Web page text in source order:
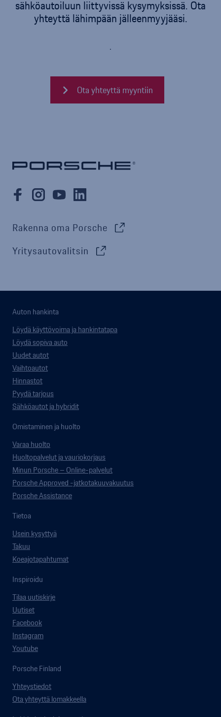
sähköautoiluun liittyvissä kysymyksissä. Ota
yhteyttä lähimpään jälleenmyyjääsi.
.
Ota yhteyttä myyntiin
Rakenna oma Porsche
Yritysautovalitsin
Auton hankinta
Löydä käyttövoima ja hankintatapa
Löydä sopiva auto
Uudet autot
Vaihtoautot
Hinnastot
Pyydä tarjous
Sähköautot ja hybridit
Omistaminen ja huolto
Varaa huolto
Huoltopalvelut ja vauriokorjaus
Minun Porsche – Online-palvelut
Porsche Approved -jatkotakuuvakuutus
Porsche Assistance
Tietoa
Usein kysyttyä
Takuu
Koeajotapahtumat
Inspiroidu
Tilaa uutiskirje
Uutiset
Facebook
Instagram
Youtube
Porsche Finland
Yhteystiedot
Ota yhteyttä lomakkeella